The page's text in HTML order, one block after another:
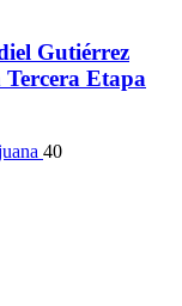
Gutiérrez
Etapa
40